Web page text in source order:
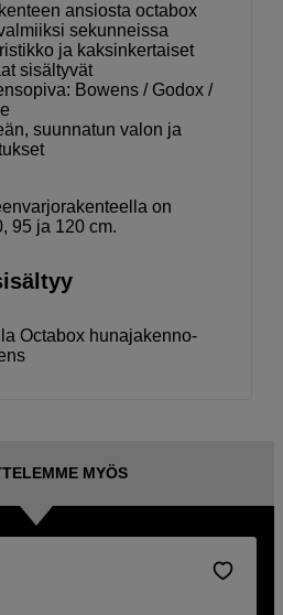
ansiosta octabox
sekunneissa
ja kaksinkertaiset
sisältyvät
Bowens / Godox /
suunnatun valon ja
on
95 ja 120 cm.
Octabox hunajakenno-
MYÖS